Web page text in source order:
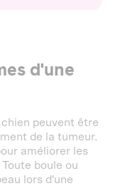
d'une
chien peuvent être
de la tumeur.
améliorer les
boule ou
lors d'une